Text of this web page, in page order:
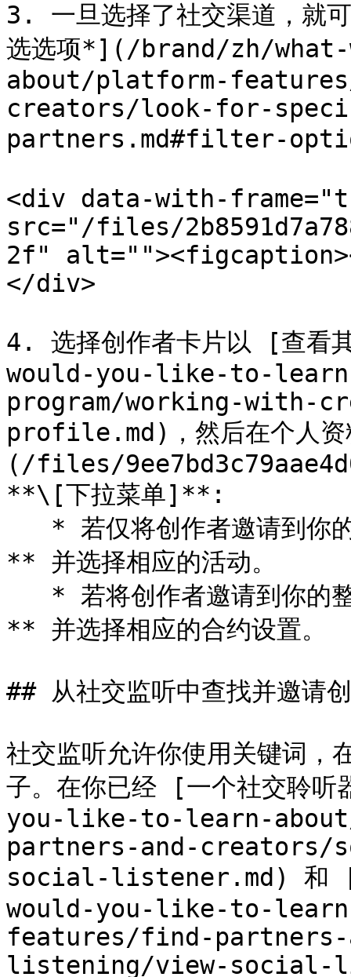
3. 一旦选择了社交渠道，就
选选项*](/brand/zh/
about/platform-
creators/look-for-
partners.md#filter-
<div data-with-
src="/files/
2f"
</div>
4. 选择创作者卡片以 [查
would-you-like-to-
program/working-with-
profile.md)，然后在个人
(/files/
**\[下拉菜单]**:
** 并选择相应的活动。
** 并选择相应的合约设置。
## 从社交监听中查找并邀请
社交监听允许你使用关键词，
子。在你已经 [一个社交
you-like-to-learn-
partners-and-
social-listener.md) 和 [
would-you-like-to-
features/find-
listening/view-social-